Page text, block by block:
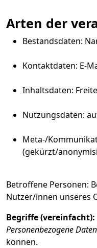
Arten der
Bestandsdaten:
Kontaktdaten: E-
Inhaltsdaten:
Nutzungsdaten:
Meta-/
(gekürzt/
Betroffene Personen:
Nutzer/innen unseres
Begriffe (vereinfacht):
Personenbezogene Daten
können.